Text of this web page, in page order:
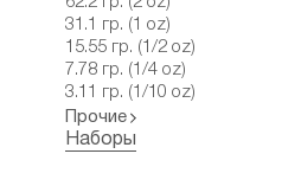
31.1 гр. (1 oz)
15.55 гр. (1/2 oz)
7.78 гр. (1/4 oz)
3.11 гр. (1/10 oz)
Прочие
Наборы